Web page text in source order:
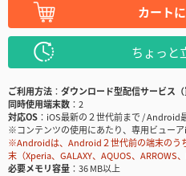
カート
ちょっと
ご利用方法
ダウンロード型配信サービス（
同時使用端末数
2
対応OS
iOS最新の２世代前まで / Android
※コンテンツの使用にあたり、専用ビュー
※Androidは、Android２世代前の端末のう
末（Xperia、GALAXY、AQUOS、
必要メモリ容量
36 MB以上